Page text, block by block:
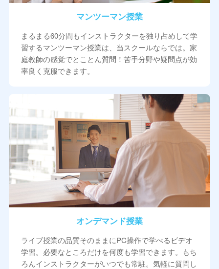
マンツーマン授業
まるまる60分間もインストラクターを独り占めして学
習するマンツーマン授業は、当スクールならでは。家
庭教師の感覚でとことん質問！苦手分野や疑問点が効
率良く克服できます。
オンデマンド授業
ライブ授業の品質そのままにPC操作で学べるビデオ
学習。必要なところだけを何度も学習できます。もち
ろんインストラクターがいつでも常駐。気軽に質問し